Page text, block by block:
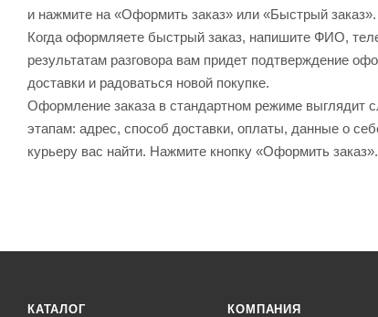
и нажмите на «Оформить заказ» или «Быстрый заказ».
Когда оформляете быстрый заказ, напишите ФИО,
результатам разговора вам придет подтверждение
доставки и радоваться новой покупке.
Оформление заказа в стандартном режиме
этапам: адрес, способ доставки, оплаты, данные о
курьеру вас найти. Нажмите кнопку «Оформить заказ».
КАТАЛОГ КОМПАНИЯ